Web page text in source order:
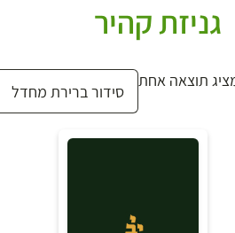
גניזת קהיר
תוצאה אחת